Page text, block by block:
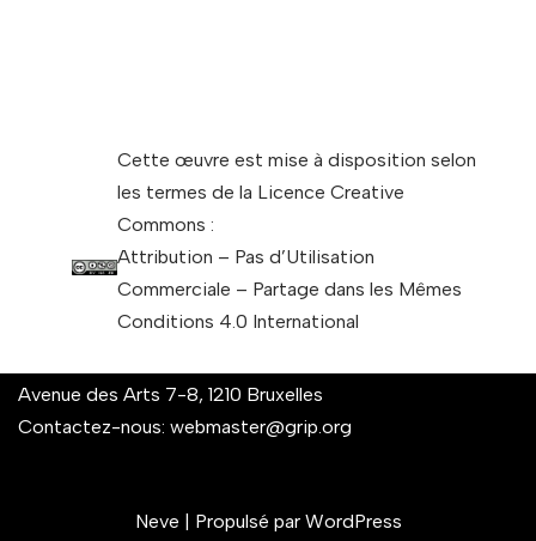
Cette œuvre est mise à disposition selon
les termes de la Licence Creative
Commons :
Attribution – Pas d’Utilisation
Commerciale – Partage dans les Mêmes
Conditions 4.0 International
Avenue des Arts 7-8, 1210 Bruxelles
Contactez-nous: webmaster@grip.org
Neve | Propulsé par WordPress